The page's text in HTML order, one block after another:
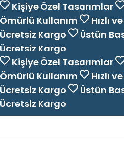
Kişiye Özel Tasarımlar
Ömürlü Kullanım
Hızlı
Ücretsiz Kargo
Üstün
Ücretsiz Kargo
Kişiye Özel Tasarımlar
Ömürlü Kullanım
Hızlı
Ücretsiz Kargo
Üstün
Ücretsiz Kargo